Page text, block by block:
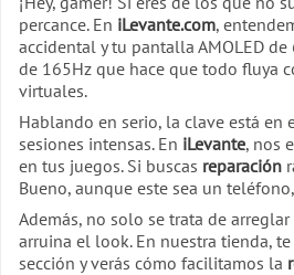
percance. En iLevante.com,
accidental y tu pantalla AMOLED
de 165Hz que hace que todo fluya
virtuales.
Hablando en serio, la clave está en
sesiones intensas. En iLevante, nos
en tus juegos. Si buscas reparación
Bueno, aunque este sea un
Además, no solo se trata de
arruina el look. En nuestra tienda,
sección y verás cómo facilitamos la